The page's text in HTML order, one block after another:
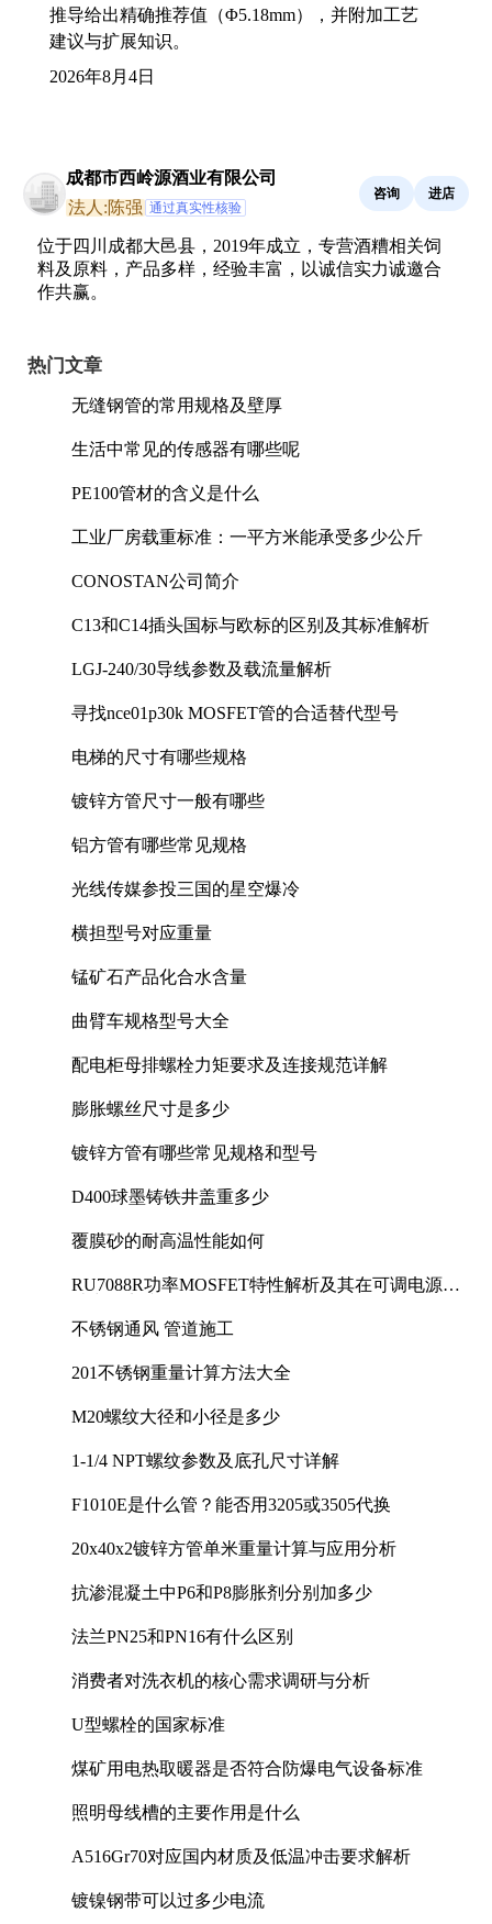
推导给出精确推荐值（Φ5.18mm），并附加工艺
建议与扩展知识。
2026年8月4日
成都市西岭源酒业有限公司
法人:陈强 通过真实性核验
咨询 进店
位于四川成都大邑县，2019年成立，专营酒糟相关饲
料及原料，产品多样，经验丰富，以诚信实力诚邀合
作共赢。
热门文章
无缝钢管的常用规格及壁厚
生活中常见的传感器有哪些呢
PE100管材的含义是什么
工业厂房载重标准：一平方米能承受多少公斤
CONOSTAN公司简介
C13和C14插头国标与欧标的区别及其标准解析
LGJ-240/30导线参数及载流量解析
寻找nce01p30k MOSFET管的合适替代型号
电梯的尺寸有哪些规格
镀锌方管尺寸一般有哪些
铝方管有哪些常见规格
光线传媒参投三国的星空爆冷
横担型号对应重量
锰矿石产品化合水含量
曲臂车规格型号大全
配电柜母排螺栓力矩要求及连接规范详解
膨胀螺丝尺寸是多少
镀锌方管有哪些常见规格和型号
D400球墨铸铁井盖重多少
覆膜砂的耐高温性能如何
RU7088R功率MOSFET特性解析及其在可调电源设
不锈钢通风 管道施工
201不锈钢重量计算方法大全
M20螺纹大径和小径是多少
1-1/4 NPT螺纹参数及底孔尺寸详解
F1010E是什么管？能否用3205或3505代换
20x40x2镀锌方管单米重量计算与应用分析
抗渗混凝土中P6和P8膨胀剂分别加多少
法兰PN25和PN16有什么区别
消费者对洗衣机的核心需求调研与分析
U型螺栓的国家标准
煤矿用电热取暖器是否符合防爆电气设备标准
照明母线槽的主要作用是什么
A516Gr70对应国内材质及低温冲击要求解析
镀镍钢带可以过多少电流